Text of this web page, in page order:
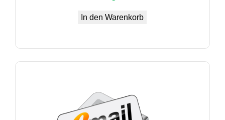
In den Warenkorb